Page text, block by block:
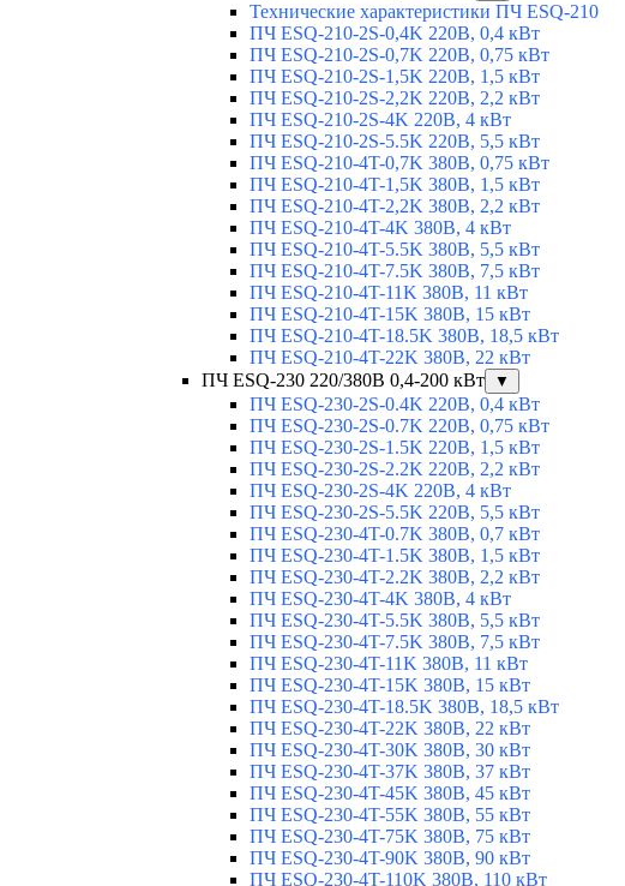
Технические характеристики ПЧ ESQ-210
ПЧ ESQ-210-2S-0,4K 220В, 0,4 кВт
ПЧ ESQ-210-2S-0,7K 220В, 0,75 кВт
ПЧ ESQ-210-2S-1,5K 220В, 1,5 кВт
ПЧ ESQ-210-2S-2,2K 220В, 2,2 кВт
ПЧ ESQ-210-2S-4K 220В, 4 кВт
ПЧ ESQ-210-2S-5.5K 220В, 5,5 кВт
ПЧ ESQ-210-4T-0,7K 380В, 0,75 кВт
ПЧ ESQ-210-4T-1,5K 380В, 1,5 кВт
ПЧ ESQ-210-4T-2,2K 380В, 2,2 кВт
ПЧ ESQ-210-4T-4K 380В, 4 кВт
ПЧ ESQ-210-4T-5.5K 380В, 5,5 кВт
ПЧ ESQ-210-4T-7.5K 380В, 7,5 кВт
ПЧ ESQ-210-4T-11K 380В, 11 кВт
ПЧ ESQ-210-4T-15K 380В, 15 кВт
ПЧ ESQ-210-4T-18.5K 380В, 18,5 кВт
ПЧ ESQ-210-4T-22K 380В, 22 кВт
ПЧ ESQ-230 220/380В 0,4-200 кВт
▼
ПЧ ESQ-230-2S-0.4K 220В, 0,4 кВт
ПЧ ESQ-230-2S-0.7K 220В, 0,75 кВт
ПЧ ESQ-230-2S-1.5K 220В, 1,5 кВт
ПЧ ESQ-230-2S-2.2K 220В, 2,2 кВт
ПЧ ESQ-230-2S-4K 220В, 4 кВт
ПЧ ESQ-230-2S-5.5K 220В, 5,5 кВт
ПЧ ESQ-230-4T-0.7K 380В, 0,7 кВт
ПЧ ESQ-230-4T-1.5K 380В, 1,5 кВт
ПЧ ESQ-230-4T-2.2K 380В, 2,2 кВт
ПЧ ESQ-230-4T-4K 380В, 4 кВт
ПЧ ESQ-230-4T-5.5K 380В, 5,5 кВт
ПЧ ESQ-230-4T-7.5K 380В, 7,5 кВт
ПЧ ESQ-230-4T-11K 380В, 11 кВт
ПЧ ESQ-230-4T-15K 380В, 15 кВт
ПЧ ESQ-230-4T-18.5K 380В, 18,5 кВт
ПЧ ESQ-230-4T-22K 380В, 22 кВт
ПЧ ESQ-230-4T-30K 380В, 30 кВт
ПЧ ESQ-230-4T-37K 380В, 37 кВт
ПЧ ESQ-230-4T-45K 380В, 45 кВт
ПЧ ESQ-230-4T-55K 380В, 55 кВт
ПЧ ESQ-230-4T-75K 380В, 75 кВт
ПЧ ESQ-230-4T-90K 380В, 90 кВт
ПЧ ESQ-230-4T-110K 380В, 110 кВт